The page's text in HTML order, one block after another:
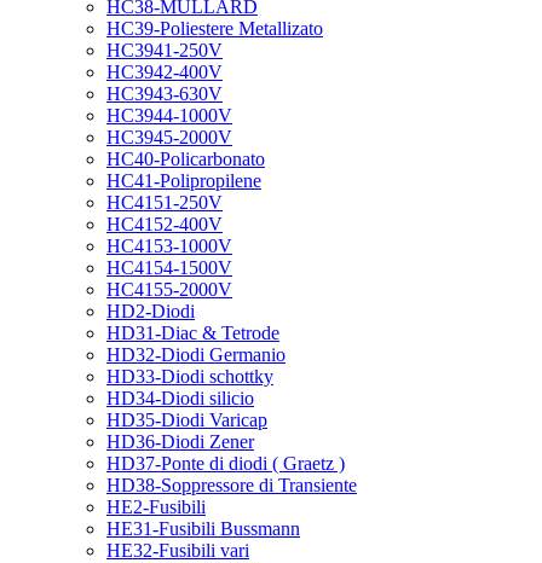
HC38-MULLARD
HC39-Poliestere Metallizato
HC3941-250V
HC3942-400V
HC3943-630V
HC3944-1000V
HC3945-2000V
HC40-Policarbonato
HC41-Polipropilene
HC4151-250V
HC4152-400V
HC4153-1000V
HC4154-1500V
HC4155-2000V
HD2-Diodi
HD31-Diac & Tetrode
HD32-Diodi Germanio
HD33-Diodi schottky
HD34-Diodi silicio
HD35-Diodi Varicap
HD36-Diodi Zener
HD37-Ponte di diodi ( Graetz )
HD38-Soppressore di Transiente
HE2-Fusibili
HE31-Fusibili Bussmann
HE32-Fusibili vari